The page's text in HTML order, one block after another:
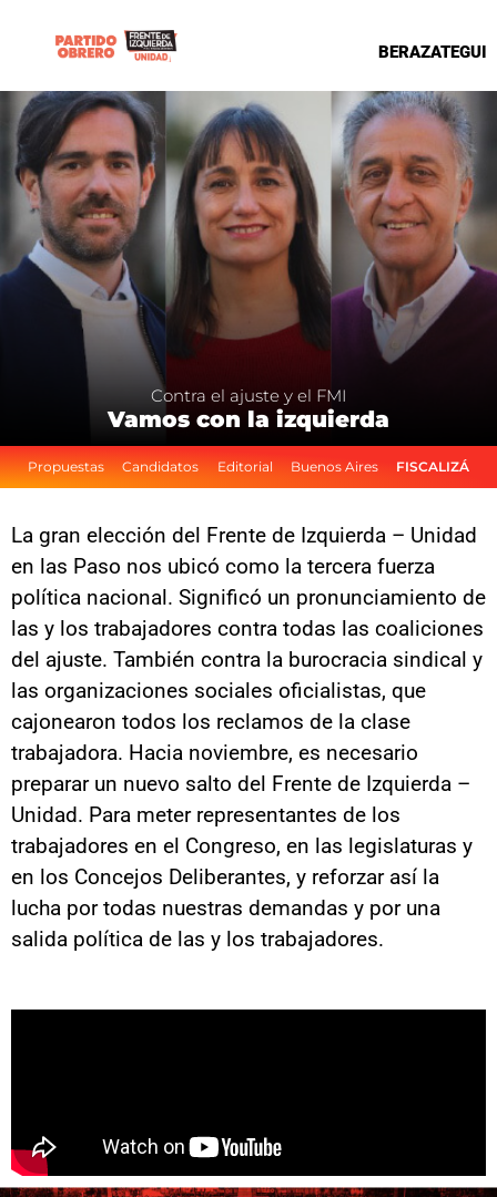
BERAZATEGUI
Contra el ajuste y el FMI
Vamos con la izquierda
Propuestas Candidatos Editorial Buenos Aires FISCALIZÁ
La gran elección del Frente de Izquierda – Unidad
en las Paso nos ubicó como la tercera fuerza
política nacional. Significó un pronunciamiento de
las y los trabajadores contra todas las coaliciones
del ajuste. También contra la burocracia sindical y
las organizaciones sociales oficialistas, que
cajonearon todos los reclamos de la clase
trabajadora. Hacia noviembre, es necesario
preparar un nuevo salto del Frente de Izquierda –
Unidad. Para meter representantes de los
trabajadores en el Congreso, en las legislaturas y
en los Concejos Deliberantes, y reforzar así la
lucha por todas nuestras demandas y por una
salida política de las y los trabajadores.